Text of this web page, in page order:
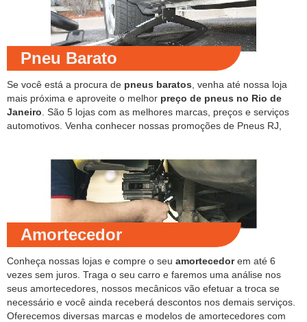
Pneu Barato
Se você está a procura de pneus baratos , venha até nossa loja
mais próxima e aproveite o melhor preço de pneus no Rio de
Janeiro . São 5 lojas com as melhores marcas, preços e serviços
automotivos. Venha conhecer nossas promoções de Pneus RJ,
Amortecedor
Conheça nossas lojas e compre o seu amortecedorem até 6
vezes sem juros. Traga o seu carro e faremos uma análise nos
seus amortecedores, nossos mecânicos vão efetuar a troca se
necessário e você ainda receberá descontos nos demais serviços.
Oferecemos diversas marcas e modelos de amortecedores com